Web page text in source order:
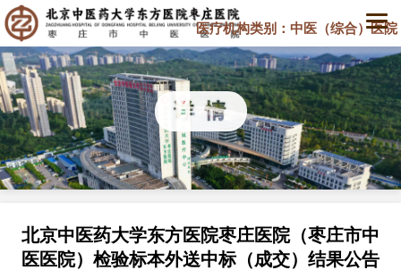
详 情
北京中医药大学东方医院枣庄医院（枣庄市中
医医院）检验标本外送中标（成交）结果公告